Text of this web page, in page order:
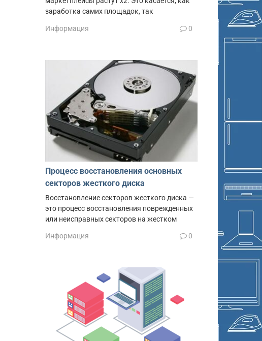
заработка самих площадок, так
Информация 0
Процесс восстановления основных
секторов жесткого диска
Восстановление секторов жесткого диска —
это процесс восстановления поврежденных
или неисправных секторов на жестком
Информация 0